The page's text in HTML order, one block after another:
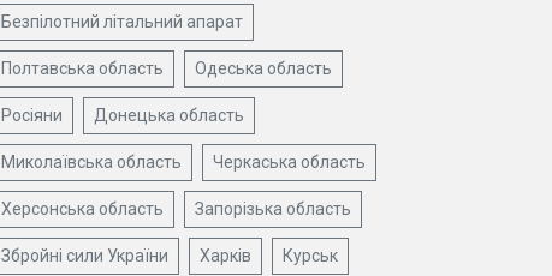
Безпілотний літальний апарат
Полтавська область Одеська область
Росіяни Донецька область
Миколаївська область Черкаська область
Херсонська область Запорізька область
Збройні сили України Харків Курськ